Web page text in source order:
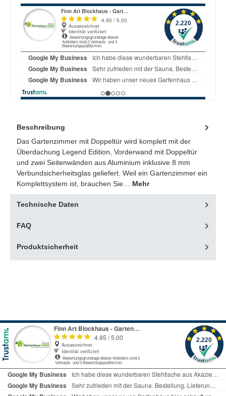
Beschreibung
Das Gartenzimmer mit Doppeltür wird komplett mit der
Überdachung Legend Edition, Vorderwand mit Doppeltür
und zwei Seitenwänden aus Aluminium inklusive 8 mm
Verbundsicherheitsglas geliefert. Weil ein Gartenzimmer ein
Komplettsystem ist, brauchen Sie… Mehr
Technische Daten
FAQ
Produktsicherheit